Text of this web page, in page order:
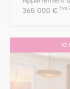
365 000 € tva
10